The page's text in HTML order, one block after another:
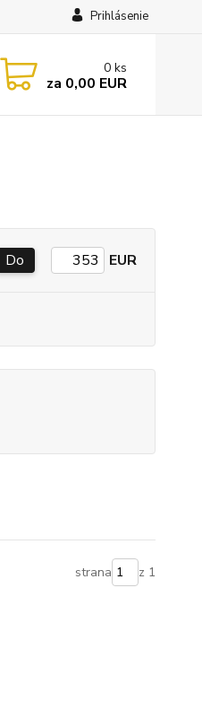
Prihlásenie
0 ks
za 0,00 EUR
Do EUR
strana z 1